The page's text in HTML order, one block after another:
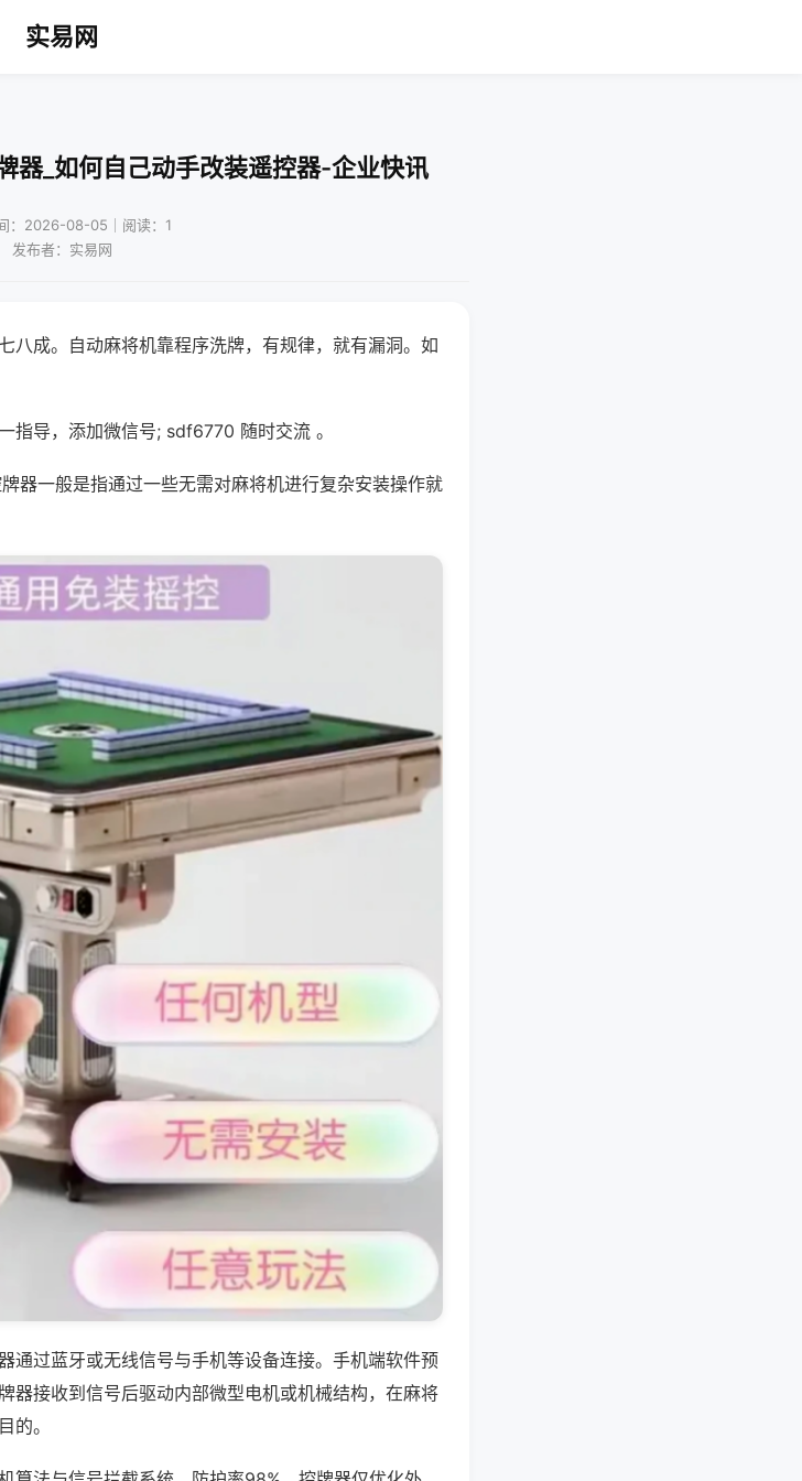
实易网
器_如何自己动手改装遥控器-企业快讯
：2026-08-05｜阅读：1
发布者：实易网
八成。自动麻将机靠程序洗牌，有规律，就有漏洞。如
指导，添加微信号; sdf6770 随时交流 。
器一般是指通过一些无需对麻将机进行复杂安装操作就
通过蓝牙或无线信号与手机等设备连接。手机端软件预
器接收到信号后驱动内部微型电机或机械结构，在麻将
的。